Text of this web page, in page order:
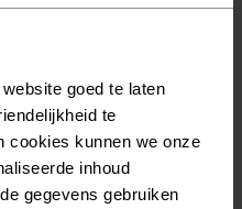
goed te laten
te
cookies kunnen we onze
inhoud
gegevens gebruiken
% % %
Essential Thermal
Hardloop Mid Layer Half-
Zip
€74,95